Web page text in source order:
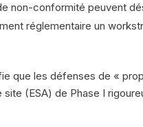
non-conformité peuvent
réglementaire un
que les défenses de «
(ESA) de Phase I